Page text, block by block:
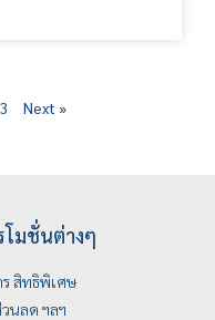
3 Next »
โมชั่นต่างๆ
ร สิทธิพิเศษ
นลด ฯลฯ